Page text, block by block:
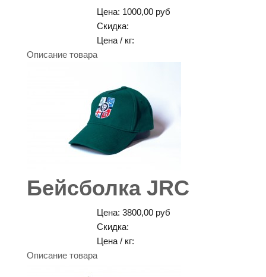
Цена: 1000,00 руб
Скидка:
Цена / кг:
Описание товара
Бейсболка JRC
Цена:3800,00 руб
Скидка:
Цена / кг:
Описание товара